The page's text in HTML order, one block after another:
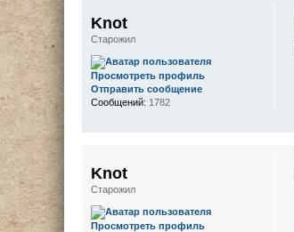
Knot
Старожил
Просмотреть профиль
Отправить сообщение
Сообщений: 1782
Knot
Старожил
Просмотреть профиль